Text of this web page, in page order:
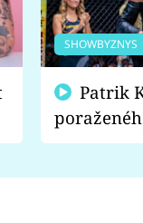
SHOWBYZNYS
fanoušci